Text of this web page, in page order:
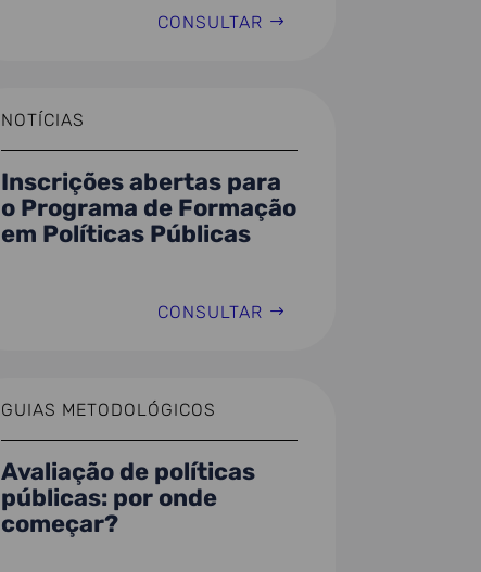
CONSULTAR
NOTÍCIAS
Inscrições abertas para
o Programa de Formação
em Políticas Públicas
CONSULTAR
GUIAS METODOLÓGICOS
Avaliação de políticas
públicas: por onde
começar?